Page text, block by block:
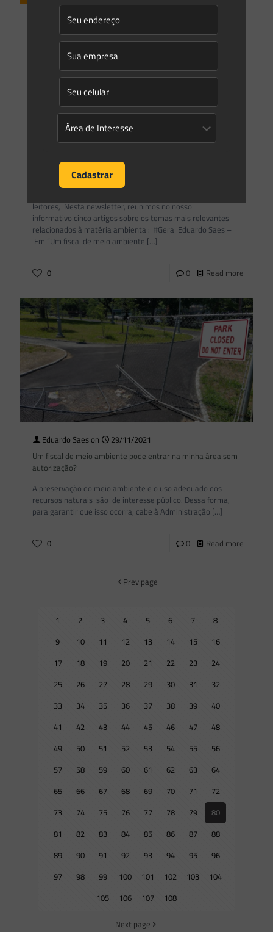
Saes Advogados on
Coletânea de Artigos | 3ª Edição
Caro(a) leitor(a), Chegamos a 3ª. Edição da Coletânea de
Artigos do Saes Advogados. Nas próximas páginas você terá
0 Read more
Newsletter Saes Advogados | 170
leitores, Nesta newsletter, reunimos no nosso
informativo cinco artigos sobre os temas mais relevantes
relacionados à matéria ambiental: #Geral Eduardo Saes –
Em “Um fiscal de meio ambiente […]
0 0 Read more
Eduardo Saeson
29/11/2021
Um fiscal de meio ambiente pode entrar na minha área sem
autorização?
A preservação do meio ambiente e o uso adequado dos
recursos naturais são de interesse público. Dessa forma,
para garantir que isso ocorra, cabe à Administração […]
0 0 Read more
Prev page
1 2 3 4 5 6 7
8
9
10 11 12 13 14 15
16
17
18 19 20 21 22 23
24
25
26 27 28 29 30 31
32
33
34 35 36 37 38 39
40
41
42 43 44 45 46 47
48
49
50 51 52 53 54 55
56
57
58 59 60 61 62 63
64
65
66 67 68 69 70 71
72
73
74 75 76 77 78 79
80
81
82 83 84 85 86 87
88
89
90 91 92 93 94 95
96
97
98 99 100 101 102 103
104
105
106 107 108
Next page